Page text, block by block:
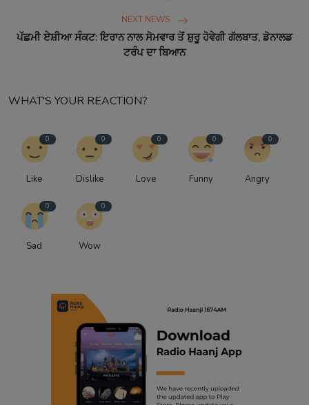
NEXT NEWS
ਪੱਛਮੀ ਏਸ਼ੀਆ ਸੰਕਟ: ਇਰਾਨ ਨਾਲ ਸੋਮਵਾਰ ਤੋਂ ਸ਼ੁਰੂ ਹੋਵੇਗੀ ਗੱਲਬਾਤ, ਡੋਨਾਲਡ
ਟਰੰਪ ਦਾ ਬਿਆਨ
WHAT'S YOUR REACTION?
0
Like
0
Dislike
0
Love
0
Funny
0
Angry
0
Sad
0
Wow